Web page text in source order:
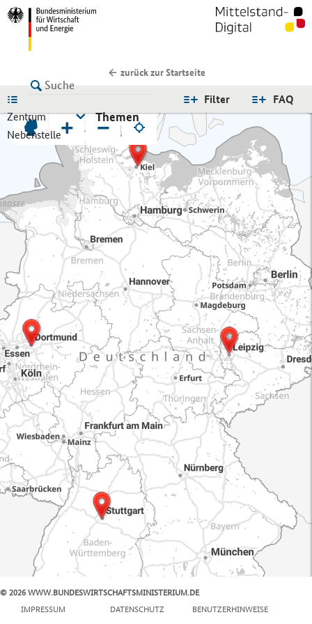
zurück zur Startseite
FAQ
Filter
Zentrum
Nebenstelle
Themen
+ −
© 2026 WWW.BUNDESWIRTSCHAFTSMINISTERIUM.DE
IMPRESSUM
DATENSCHUTZ BENUTZERHINWEISE